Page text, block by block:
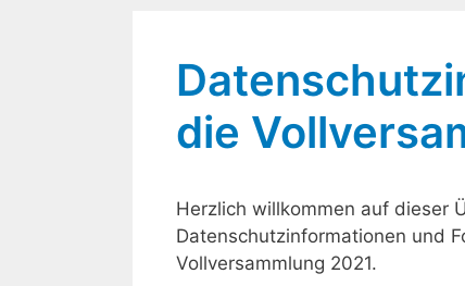
die
Herzlich willkommen auf dieser
Datenschutzinformationen und
Vollversammlung 2021.